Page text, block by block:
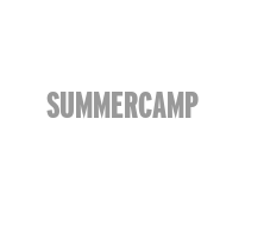
SUMMERCAMP